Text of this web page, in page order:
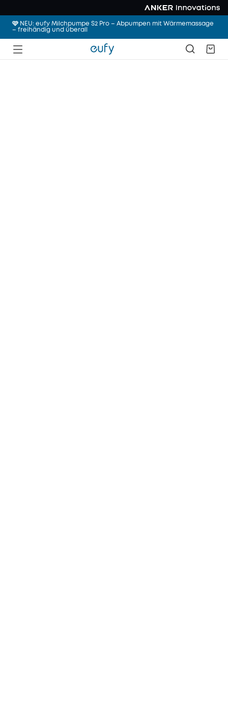
🩷 NEU: eufy Milchpumpe S2 Pro – Abpumpen mit Wärmemassage
– freihändig und überall